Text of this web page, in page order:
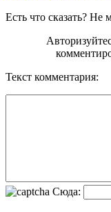
Есть что сказать?
Текст комментария:
Сюда: